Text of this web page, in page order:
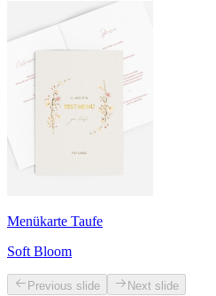
Menükarte Taufe
Soft Bloom
Previous slide Next slide